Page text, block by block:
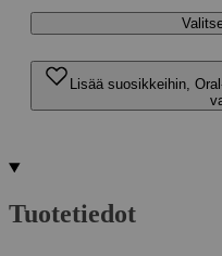
Lisää suosikkeihin,
Tuotetiedot